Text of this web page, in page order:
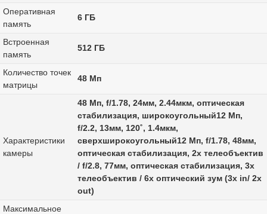
Оперативная
память
6 ГБ
Встроенная
память
512 ГБ
Количество точек
матрицы
48 Мп
Характеристики
камеры
48 Мп, f/1.78, 24мм, 2.44мкм, оптическая
стабилизация, широкоугольный12 Мп,
f/2.2, 13мм, 120˚, 1.4мкм,
сверхширокоугольный12 Мп, f/1.78, 48мм,
оптическая стабилизация, 2x телеобъектив
/ f/2.8, 77мм, оптическая стабилизация, 3x
телеобъектив / 6х оптический зум (3х in/ 2x
out)
Максимальное